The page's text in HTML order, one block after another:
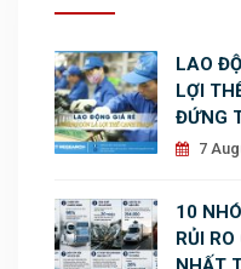
LAO
LỢI
ĐỨNG
7
10
RỦI